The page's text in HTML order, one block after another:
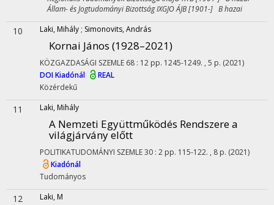
Állam- és Jogtudományi Bizottság IXGJO ÁJB [1901-] B hazai
10 Laki, Mihály ; Simonovits, András
Kornai János (1928–2021)
KÖZGAZDASÁGI SZEMLE 68 : 12 pp. 1245-1249. , 5 p. (2021)
DOIKiadónál
REAL
Közérdekű
11 Laki, Mihály
A Nemzeti Együttműködés Rendszere a
világjárvány előtt
POLITIKATUDOMÁNYI SZEMLE30 : 2 pp. 115-122. , 8 p. (2021)
Kiadónál
Tudományos
12 Laki, M